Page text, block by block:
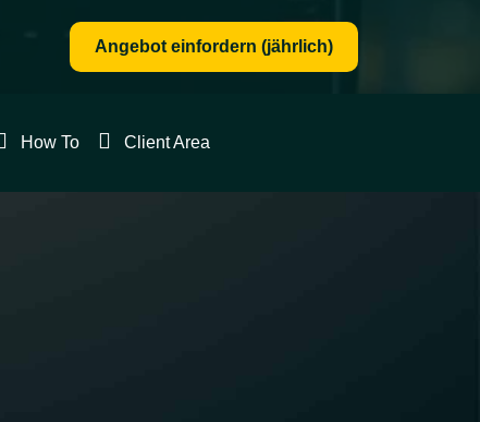
Angebot einfordern (jährlich)
How To Client Area